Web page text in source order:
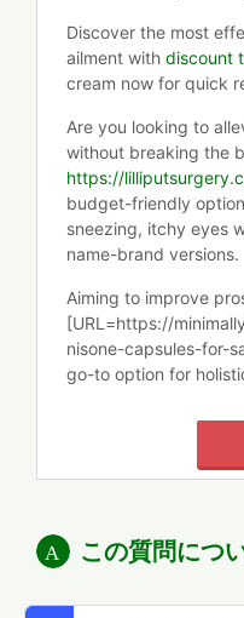
Discover the most
ailment with discount
cream now for quick
Are you looking to
without breaking the
https://
budget-friendly
sneezing, itchy eyes
name-brand versions.
Aiming to improve
[URL=https://
nisone-capsules-for-
go-to option for
この質問につ